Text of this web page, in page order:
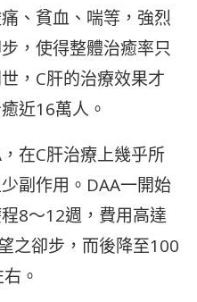
、貧血、喘等，強烈
，使得整體治癒率只
，C肝的治療效果才
近16萬人。
在C肝治療上幾乎所
副作用。DAA一開始
8～12週，費用高達
之卻步，而後降至100
。